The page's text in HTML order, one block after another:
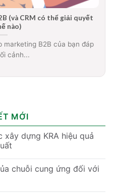
(và CRM có thể giải quyết
nào)
marketing B2B của bạn đáp
cảnh...
MỚI
xây dựng KRA hiệu quả
chuỗi cung ứng đối với